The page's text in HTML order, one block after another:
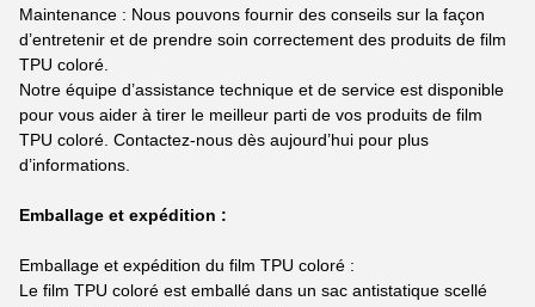
Maintenance : Nous pouvons fournir des conseils sur la façon
d’entretenir et de prendre soin correctement des produits de film
TPU coloré.
Notre équipe d’assistance technique et de service est disponible
pour vous aider à tirer le meilleur parti de vos produits de film
TPU coloré. Contactez-nous dès aujourd’hui pour plus
d’informations.
Emballage et expédition :
Emballage et expédition du film TPU coloré :
Le film TPU coloré est emballé dans un sac antistatique scellé